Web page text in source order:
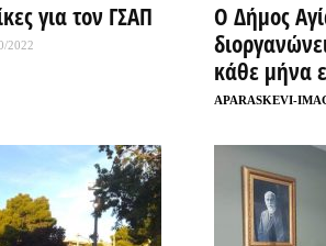
για τον ΓΣΑΠ
2022
Ο Δήμος
κάθε μήνα
APARASKEVI-